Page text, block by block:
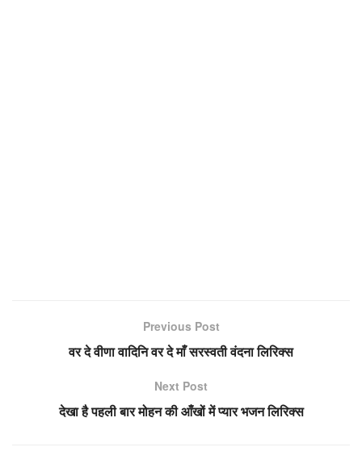
Previous Post
वर दे वीणा वादिनि वर दे माँ सरस्वती वंदना लिरिक्स
Next Post
देखा है पहली बार मोहन की आँखों में प्यार भजन लिरिक्स